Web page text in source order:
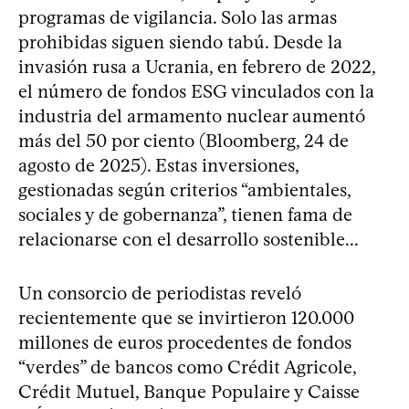
programas de vigilancia. Solo las armas
prohibidas siguen siendo tabú. Desde la
invasión rusa a Ucrania, en febrero de 2022,
el número de fondos ESG vinculados con la
industria del armamento nuclear aumentó
más del 50 por ciento (Bloomberg, 24 de
agosto de 2025). Estas inversiones,
gestionadas según criterios “ambientales,
sociales y de gobernanza”, tienen fama de
relacionarse con el desarrollo sostenible...
Un consorcio de periodistas reveló
recientemente que se invirtieron 120.000
millones de euros procedentes de fondos
“verdes” de bancos como Crédit Agricole,
Crédit Mutuel, Banque Populaire y Caisse